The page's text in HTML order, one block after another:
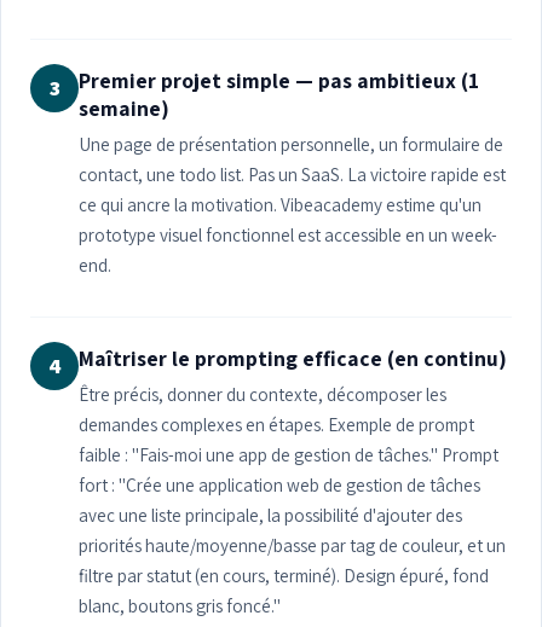
3
Premier projet simple — pas ambitieux (1
semaine)
Une page de présentation personnelle, un formulaire de
contact, une todo list. Pas un SaaS. La victoire rapide est
ce qui ancre la motivation. Vibeacademy estime qu'un
prototype visuel fonctionnel est accessible en un week-
end.
4 Maîtriser le prompting efficace (en continu)
Être précis, donner du contexte, décomposer les
demandes complexes en étapes. Exemple de prompt
faible : "Fais-moi une app de gestion de tâches." Prompt
fort : "Crée une application web de gestion de tâches
avec une liste principale, la possibilité d'ajouter des
priorités haute/moyenne/basse par tag de couleur, et un
filtre par statut (en cours, terminé). Design épuré, fond
blanc, boutons gris foncé."